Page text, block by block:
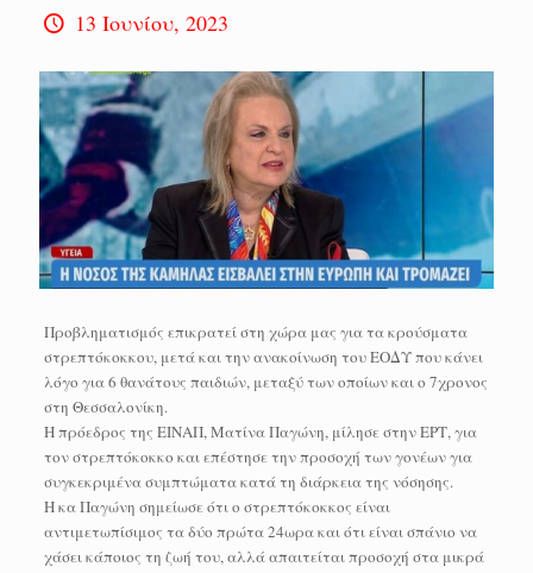
13 Ιουνίου, 2023
Προβληματισμός επικρατεί στη χώρα μας για τα κρούσματα
στρεπτόκοκκου, μετά και την ανακοίνωση του ΕΟΔΥ που κάνει
λόγο για 6 θανάτους παιδιών, μεταξύ των οποίων και ο 7χρονος
στη Θεσσαλονίκη.
Η πρόεδρος της ΕΙΝΑΠ, Ματίνα Παγώνη, μίλησε στην ΕΡΤ, για
τον στρεπτόκοκκο και επέστησε την προσοχή των γονέων για
συγκεκριμένα συμπτώματα κατά τη διάρκεια της νόσησης.
Η κα Παγώνη σημείωσε ότι ο στρεπτόκοκκος είναι
αντιμετωπίσιμος τα δύο πρώτα 24ωρα και ότι είναι σπάνιο να
χάσει κάποιος τη ζωή του, αλλά απαιτείται προσοχή στα μικρά